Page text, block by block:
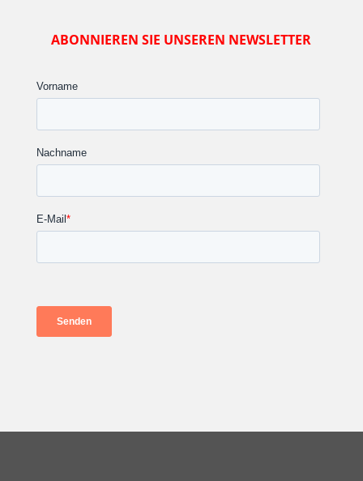
ABONNIEREN SIE UNSEREN NEWSLETTER